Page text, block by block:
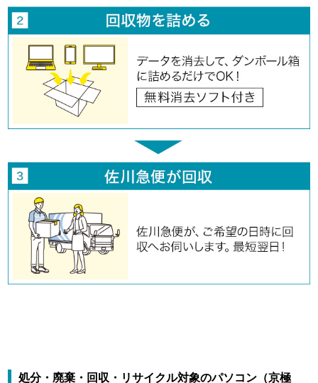
処分・廃棄・回収・リサイクル対象のパソコン（京極